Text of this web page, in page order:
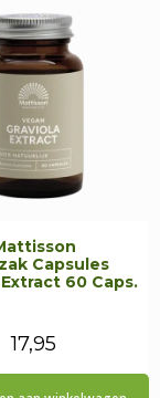
Capsules
60 Caps.
17,95